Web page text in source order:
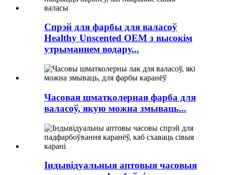
Спрэй для фарбы для валасоў
Healthy Unscented OEM з высокім
утрыманнем водару...
Часовая шматколерная фарба для
валасоў, якую можна змываць...
Індывідуальныя аптовыя часовыя